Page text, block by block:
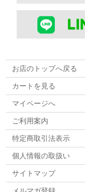
お店のトップへ戻る
カートを見る
マイページへ
ご利用案内
特定商取引法表示
個人情報の取扱い
サイトマップ